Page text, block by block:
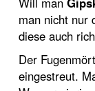
man nicht nur
diese auch
Der
eingestreut.